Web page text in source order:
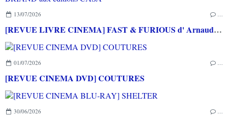
13/07/2026 …
[REVUE LIVRE CINEMA] FAST & FURIOUS d' Arnaud BRIAND aux éditions CASA
01/07/2026 …
[REVUE CINEMA DVD] COUTURES
30/06/2026 …